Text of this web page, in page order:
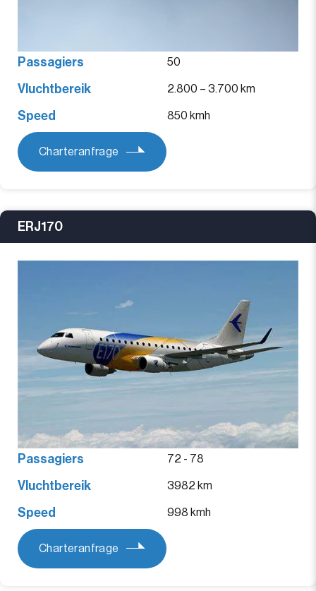
Passagiers 50
Vluchtbereik 2.800 – 3.700 km
Speed 850 kmh
Charteranfrage
ERJ170
Passagiers 72 - 78
Vluchtbereik 3982 km
Speed 998 kmh
Charteranfrage